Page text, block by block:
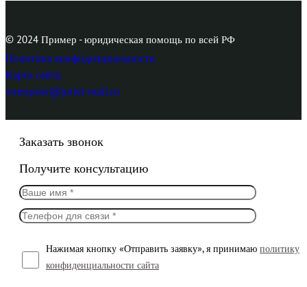
© 2024 Пример - юридическая помощь по всей РФ
Политика конфиденциальности
Карта сайта
voenprav@jurist-mail.ru
Заказать звонок
Получите консультацию
Нажимая кнопку «Отправить заявку», я принимаю политику
конфиденциальности сайта